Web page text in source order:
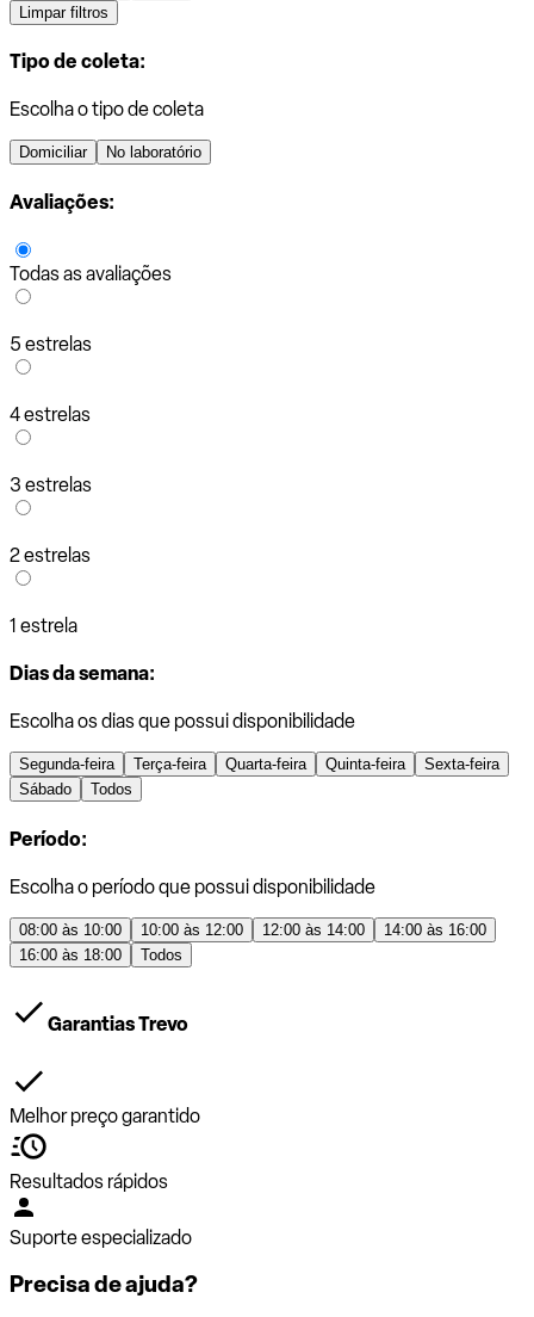
Limpar filtros
Tipo de coleta:
Escolha o tipo de coleta
Domiciliar No laboratório
Avaliações:
Todas as avaliações
5 estrelas
4 estrelas
3 estrelas
2 estrelas
1 estrela
Dias da semana:
Escolha os dias que possui disponibilidade
Segunda-feira Terça-feira Quarta-feira Quinta-feira
Sexta-feira
Sábado
Todos
Período:
Escolha o período que possui disponibilidade
08:00 às 10:00 10:00 às 12:00 12:00 às 14:00
14:00 às 16:00
16:00 às 18:00
Todos
Garantias Trevo
Melhor preço garantido
Resultados rápidos
Suporte especializado
Precisa de ajuda?